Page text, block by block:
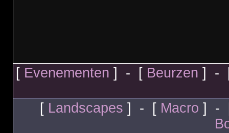
[ Evenementen ] - [ Beurzen ] -
[ Landscapes ] - [ Macro ] -